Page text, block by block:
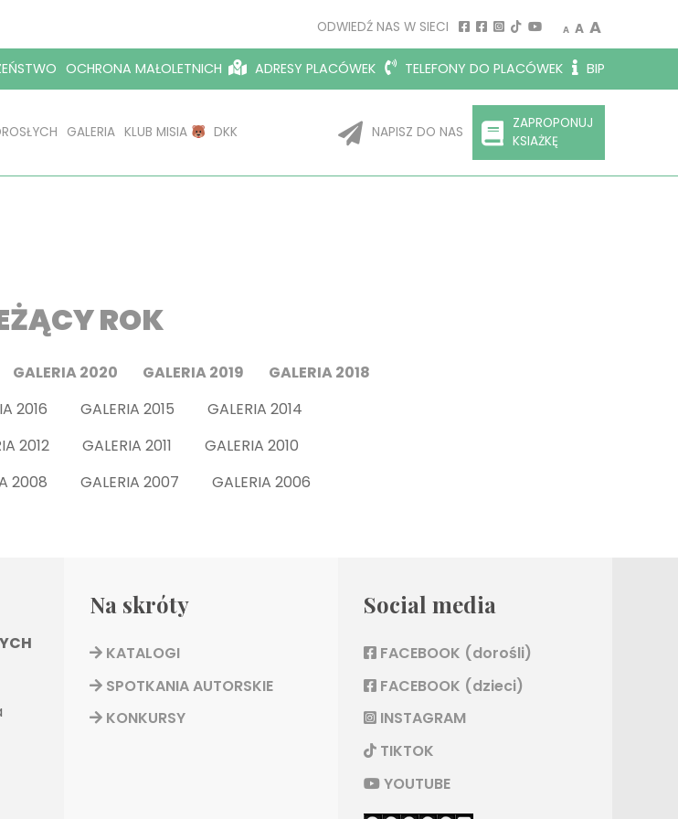
ODWIEDŹ NAS W SIECI A
Decrease font size.
A Reset font
A
OCHRONA MAŁOLETNICH ADRESY PLACÓWEK TELEFONY DO PLACÓWEK BIP
GALERIA KLUB MISIA DKK NAPISZ DO NAS
ZAPROPONUJ
KSIAŻKĘ
ROK
GALERIA 2020 GALERIA 2019
GALERIA 2018
2016 GALERIA 2015 GALERIA 2014
2012 GALERIA 2011 GALERIA 2010
2008 GALERIA 2007 GALERIA 2006
Na skróty
KATALOGI
SPOTKANIA AUTORSKIE
KONKURSY
Social media
FACEBOOK (dorośli)
FACEBOOK (dzieci)
INSTAGRAM
TIKTOK
YOUTUBE